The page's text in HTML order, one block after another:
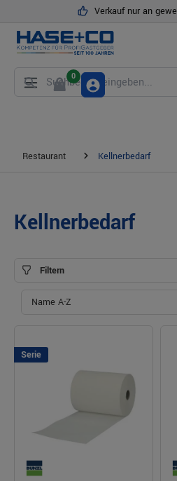
Verkauf nur an
0
Restaurant Kellnerbedarf
Kellnerbedarf
Filtern
Serie